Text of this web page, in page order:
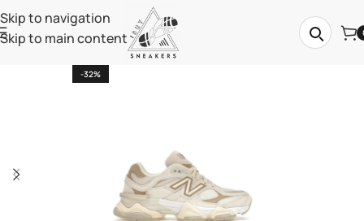
Skip to navigation
Skip to main content
-32%